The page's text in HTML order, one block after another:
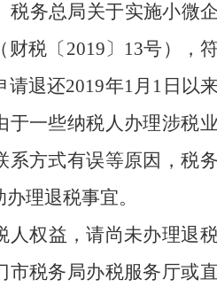
务总局关于实施小微
财税〔2019〕13号），
请退还2019年1月1日以
于一些纳税人办理涉税
系方式有误等原因，税
理退税事宜。
人权益，请尚未办理退
市税务局办税服务厅或